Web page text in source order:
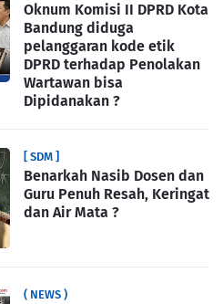
Oknum Komisi II DPRD Kota
Bandung diduga
pelanggaran kode etik
DPRD terhadap Penolakan
Wartawan bisa
Dipidanakan ?
[ SDM ]
Benarkah Nasib Dosen dan
Guru Penuh Resah, Keringat
dan Air Mata ?
( NEWS )